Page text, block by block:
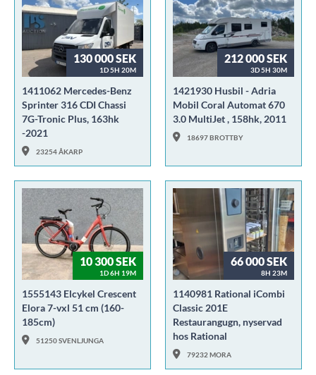
130 000 SEK
1D 5H 20M
1411062 Mercedes-Benz
Sprinter 316 CDI Chassi
7G-Tronic Plus, 163hk
-2021
23254 ÅKARP
212 000 SEK
3D 5H 30M
1421930 Husbil - Adria
Mobil Coral Automat 670
3.0 MultiJet , 158hk, 2011
18697 BROTTBY
10 300 SEK
1D 6H 19M
1555143 Elcykel Crescent
Elora 7-vxl 51 cm (160-
185cm)
51250 SVENLJUNGA
66 000 SEK
8H 23M
1140981 Rational iCombi
Classic 201E
Restaurangugn, nyservad
hos Rational
79232 MORA